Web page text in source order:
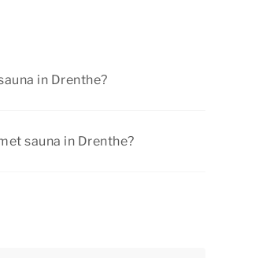
in Drenthe?
sauna in Drenthe?